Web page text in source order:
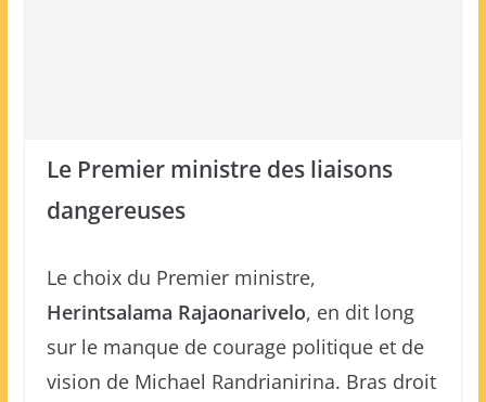
Le Premier ministre des liaisons
dangereuses
Le choix du Premier ministre,
Herintsalama Rajaonarivelo, en dit long
sur le manque de courage politique et de
vision de Michael Randrianirina. Bras droit